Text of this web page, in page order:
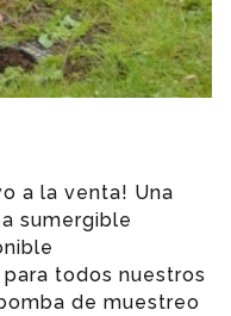
a la venta! Una
sumergible
todos nuestros
de muestreo